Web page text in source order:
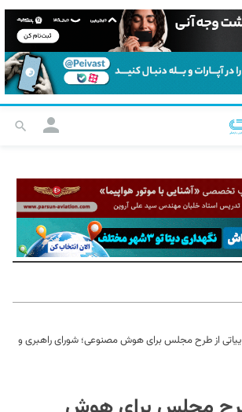
از طرح مجلس برای هوش مصنوعی؛ شورای راهبری و